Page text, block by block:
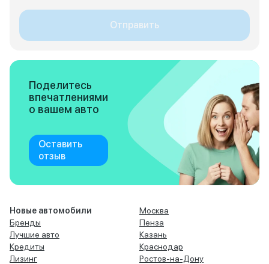
Отправить
Поделитесь
впечатлениями
о вашем авто
Оставить
отзыв
Новые автомобили
Бренды
Лучшие авто
Кредиты
Лизинг
Москва
Пенза
Казань
Краснодар
Ростов-на-Дону